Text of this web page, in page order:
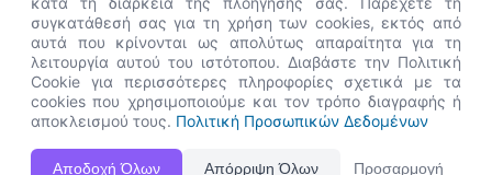
Η Ιστοσελίδα ΑνΑΔ είναι πλήρως συμβατή με τις νεότερες εκδόσεις, Google Chrome, Mozilla Firefox,
Apple Safari καθώς και Internet Explorer.
👋 Καλώς ήρθες! Είμαι η Νόησις.
Πες μου πώς μπορώ να σε βοηθήσω
σήμερα.
συγκατάθεσή σας για τη χρήση των cookies, εκτός από
αυτά που κρίνονται ως απολύτως απαραίτητα για τη
λειτουργία αυτού του ιστότοπου. Διαβάστε την Πολιτική
Cookie για περισσότερες πληροφορίες σχετικά με τα
cookies που χρησιμοποιούμε και τον τρόπο διαγραφής ή
αποκλεισμού τους. Πολιτική Προσωπικών Δεδομένων
Αποδοχή Όλων Απόρριψη Όλων Προσαρμογή